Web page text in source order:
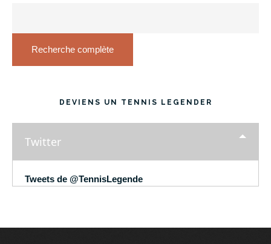
Recherche complète
DEVIENS UN TENNIS LEGENDER
Twitter
Tweets de @TennisLegende